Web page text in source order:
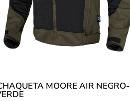
MOORE AIR NEGRO-